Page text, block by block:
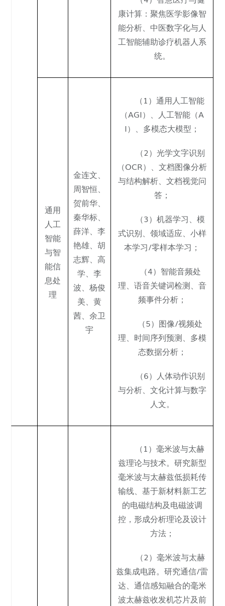
康计算：聚焦医学影像智
能分析、中医数字化与人
工智能辅助诊疗机器人系
统。
通用
人工
智能
与智
能信
息处
理
金连文、
周智恒、
贺前华、
秦华标、
薛洋、李
艳雄、胡
志辉、高
学、李
波、杨俊
美、黄
茜、余卫
宇
（1）通用人工智能
（AGI）、人工智能（A
I）、多模态大模型；
（2）光学文字识别
（OCR）、文档图像分析
与结构解析、文档视觉问
答；
（3）机器学习、模
式识别、领域适应、小样
本学习/零样本学习；
（4）智能音频处
理、语音关键词检测、音
频事件分析；
（5）图像/视频处
理、时间序列预测、多模
态数据分析；
（6）人体动作识别
与分析、文化计算与数字
人文。
（1）毫米波与太赫
兹理论与技术。研究新型
毫米波与太赫兹低损耗传
输线、基于新材料新工艺
的电磁结构及电磁波调
控，形成分析理论及设计
方法；
（2）毫米波与太赫
兹集成电路。研究通信/雷
达、通信感知融合的毫米
波太赫兹收发机芯片及前